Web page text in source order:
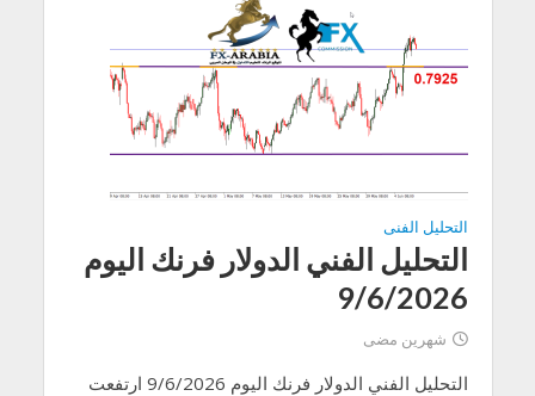
التحليل الفنى
التحليل الفني الدولار فرنك اليوم
9/6/2026
شهرين مضى
التحليل الفني الدولار فرنك اليوم 9/6/2026 ارتفعت